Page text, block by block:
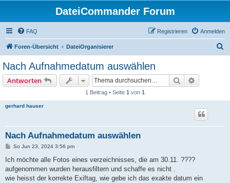
DateiCommander Forum
FAQ Anmelden
Registrieren
Foren-Übersicht DateiOrganisierer
Nach Aufnahmedatum auswählen
Antworten Suche
1 Beitrag • Seite 1 von 1
gerhard hauser
Nach Aufnahmedatum auswählen
B
i
r
a
So Jun 23, 2024 3:56 pm
Ich möchte alle Fotos eines verzeichnisses, die am 30.11. ????
aufgenommen wurden herausfiltern und schaffe es nicht .
wie heisst der korrekte Exiftag, wie gebe ich das exakte datum ein